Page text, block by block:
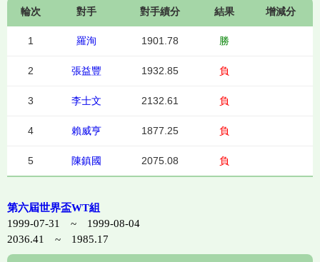
輪次 對手 對手績分 結果 增減分
1 羅洵 1901.78 勝
2 張益豐 1932.85 負
3 李士文 2132.61 負
4 賴威亨 1877.25 負
5 陳鎮國 2075.08 負
第六屆世界盃WT組
1999-07-31 ~ 1999-08-04
2036.41 ~ 1985.17